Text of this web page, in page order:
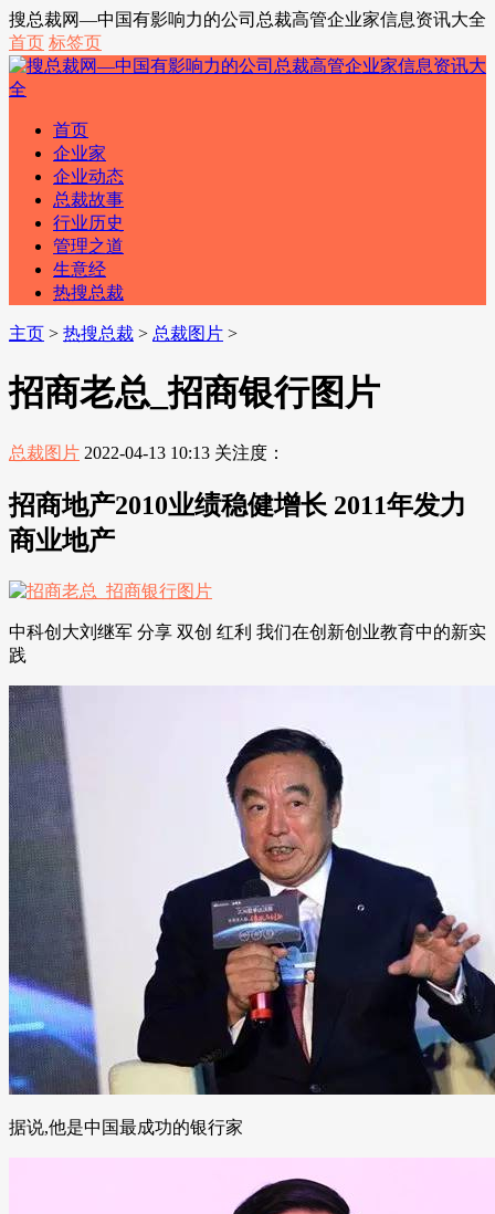
搜总裁网—中国有影响力的公司总裁高管企业家信息资讯大全
首页 标签页
首页
企业家
企业动态
总裁故事
行业历史
管理之道
生意经
热搜总裁
主页 > 热搜总裁 > 总裁图片 >
招商老总_招商银行图片
总裁图片 2022-04-13 10:13 关注度：
招商地产2010业绩稳健增长 2011年发力
商业地产
中科创大刘继军 分享 双创 红利 我们在创新创业教育中的新实
践
据说,他是中国最成功的银行家